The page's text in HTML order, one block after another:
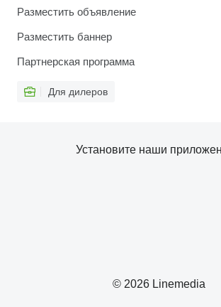
Разместить объявление
Разместить баннер
Партнерская программа
Для дилеров
© 2026 Linemedia
Установите наши